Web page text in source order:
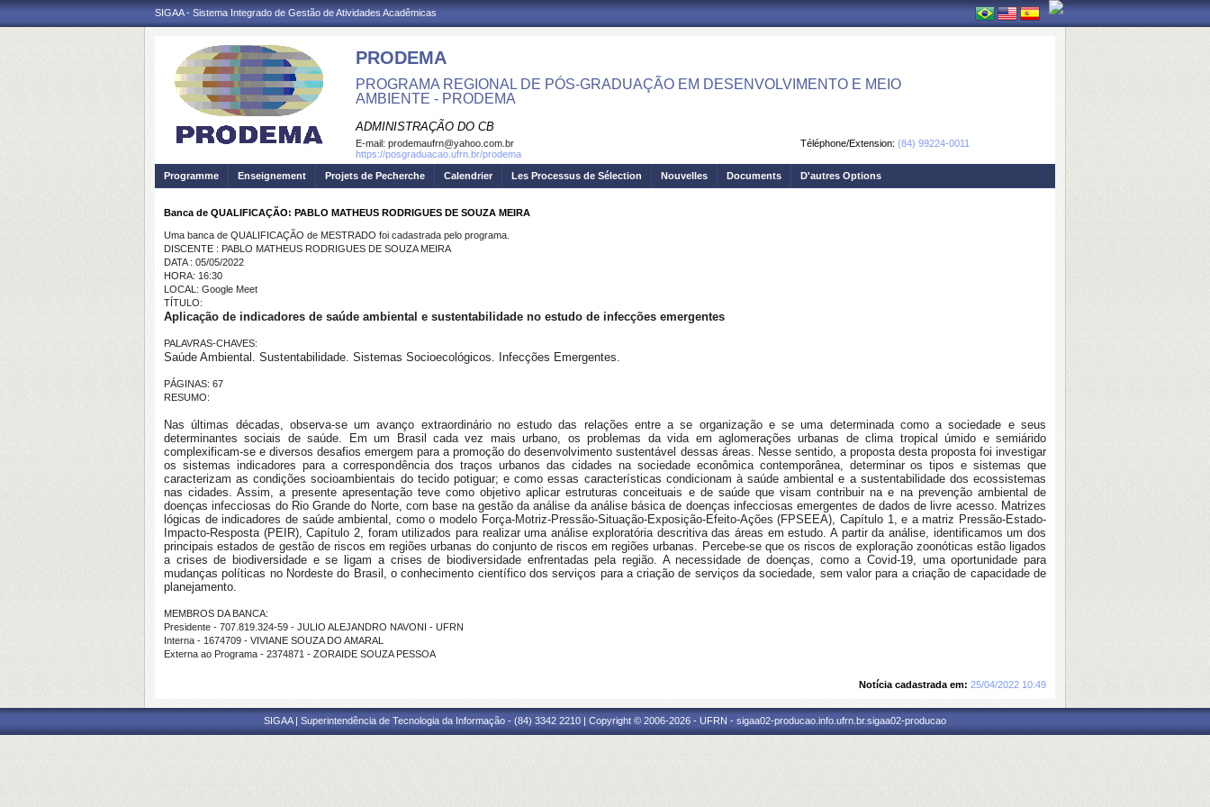
SIGAA - Sistema Integrado de Gestão de Atividades Acadêmicas
PRODEMA
PROGRAMA REGIONAL DE PÓS-GRADUAÇÃO EM DESENVOLVIMENTO E MEIO
AMBIENTE - PRODEMA
ADMINISTRAÇÃO DO CB
Téléphone/Extension: (84) 99224-0011
E-mail: prodemaufrn@yahoo.com.br
https://posgraduacao.ufrn.br/prodema
Programme
Enseignement Projets de Pecherche Calendrier Les Processus de Sélection Nouvelles Documents D'autres Options
Banca de QUALIFICAÇÃO: PABLO MATHEUS RODRIGUES DE SOUZA MEIRA
Uma banca de QUALIFICAÇÃO de MESTRADO foi cadastrada pelo programa.
DISCENTE : PABLO MATHEUS RODRIGUES DE SOUZA MEIRA
DATA : 05/05/2022
HORA: 16:30
LOCAL: Google Meet
TÍTULO:
Aplicação de indicadores de saúde ambiental e sustentabilidade no estudo de infecções emergentes
PALAVRAS-CHAVES:
Saúde Ambiental. Sustentabilidade. Sistemas Socioecológicos. Infecções Emergentes.
PÁGINAS: 67
RESUMO:
Nas últimas décadas, observa-se um avanço extraordinário no estudo das relações entre a se organização e se uma determinada como a sociedade e seus
determinantes sociais de saúde. Em um Brasil cada vez mais urbano, os problemas da vida em aglomerações urbanas de clima tropical úmido e semiárido
complexificam-se e diversos desafios emergem para a promoção do desenvolvimento sustentável dessas áreas. Nesse sentido, a proposta desta proposta foi investigar
os sistemas indicadores para a correspondência dos traços urbanos das cidades na sociedade econômica contemporânea, determinar os tipos e sistemas que
caracterizam as condições socioambientais do tecido potiguar; e como essas características condicionam à saúde ambiental e a sustentabilidade dos ecossistemas
nas cidades. Assim, a presente apresentação teve como objetivo aplicar estruturas conceituais e de saúde que visam contribuir na e na prevenção ambiental de
doenças infecciosas do Rio Grande do Norte, com base na gestão da análise da análise básica de doenças infecciosas emergentes de dados de livre acesso. Matrizes
lógicas de indicadores de saúde ambiental, como o modelo Força-Motriz-Pressão-Situação-Exposição-Efeito-Ações (FPSEEA), Capítulo 1, e a matriz Pressão-Estado-
Impacto-Resposta (PEIR), Capítulo 2, foram utilizados para realizar uma análise exploratória descritiva das áreas em estudo. A partir da análise, identificamos um dos
principais estados de gestão de riscos em regiões urbanas do conjunto de riscos em regiões urbanas. Percebe-se que os riscos de exploração zoonóticas estão ligados
a crises de biodiversidade e se ligam a crises de biodiversidade enfrentadas pela região. A necessidade de doenças, como a Covid-19, uma oportunidade para
mudanças políticas no Nordeste do Brasil, o conhecimento científico dos serviços para a criação de serviços da sociedade, sem valor para a criação de capacidade de
planejamento.
MEMBROS DA BANCA:
Presidente - 707.819.324-59 - JULIO ALEJANDRO NAVONI - UFRN
Interna - 1674709 - VIVIANE SOUZA DO AMARAL
Externa ao Programa - 2374871 - ZORAIDE SOUZA PESSOA
Notícia cadastrada em: 25/04/2022 10:49
SIGAA | Superintendência de Tecnologia da Informação - (84) 3342 2210 | Copyright © 2006-2026 - UFRN - sigaa02-producao.info.ufrn.br.sigaa02-producao